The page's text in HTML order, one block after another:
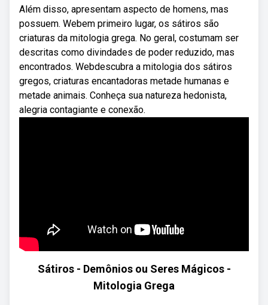
Além disso, apresentam aspecto de homens, mas
possuem. Webem primeiro lugar, os sátiros são
criaturas da mitologia grega. No geral, costumam ser
descritas como divindades de poder reduzido, mas
encontrados. Webdescubra a mitologia dos sátiros
gregos, criaturas encantadoras metade humanas e
metade animais. Conheça sua natureza hedonista,
alegria contagiante e conexão.
Sátiros - Demônios ou Seres Mágicos -
Mitologia Grega